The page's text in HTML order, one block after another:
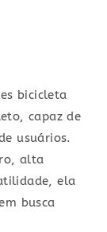
bicicleta
capaz de
usuários.
alta
ela
busca